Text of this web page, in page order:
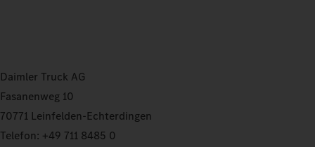
Daimler Truck AG
Fasanenweg 10
70771 Leinfelden-Echterdingen
Telefon: +49 711 8485 0